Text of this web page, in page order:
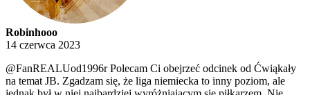
Robinhooo
14 czerwca 2023
@FanREALUod1996rPolecam Ci obejrzeć odcinek od Ćwiąkały
na temat JB. Zgadzam się, że liga niemiecka to inny poziom, ale